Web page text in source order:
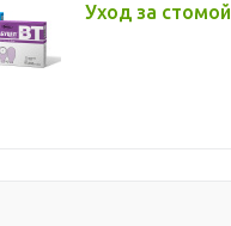
Уход за стомой